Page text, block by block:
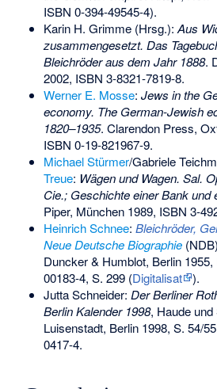
ISBN 0-394-49545-4).
Karin H. Grimme (Hrsg.): Aus
zusammengesetzt. Das
Bleichröder aus dem Jahr 1888.
2002, ISBN 3-8321-7819-8.
Werner E. Mosse: Jews in the
economy. The German-Jewish
1820–1935. Clarendon Press,
ISBN 0-19-821967-9.
Michael Stürmer/Gabriele
Treue: Wägen und Wagen. Sal.
Cie.; Geschichte einer Bank und
Piper, München 1989, ISBN 3-
Heinrich Schnee: Bleichröder,
Neue Deutsche Biographie
Duncker & Humblot, Berlin 1955,
00183-4, S. 299 (Digitalisat
).
Jutta Schneider: Der Berliner
Berlin Kalender 1998, Haude und
Luisenstadt, Berlin 1998, S. 54/
0417-4.